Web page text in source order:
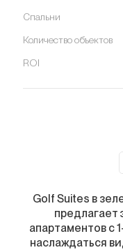
Спальни
Количество объектов
ROI
Golf Suites в
предлагает
апартаментов с
наслаждаться